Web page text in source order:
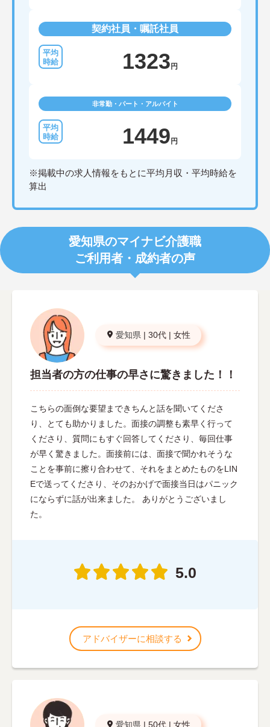
契約社員・嘱託社員
1323 円
非常勤・パート・アルバイト
1449 円
※掲載中の求人情報をもとに平均月収・平均時給を
算出
愛知県のマイナビ介護職
ご利用者・成約者の声
愛知県 | 30代 | 女性
担当者の方の仕事の早さに驚きました！！
こちらの面倒な要望まできちんと話を聞いてくださ
り、とても助かりました。面接の調整も素早く行って
くださり、質問にもすぐ回答してくださり、毎回仕事
が早く驚きました。面接前には、面接で聞かれそうな
ことを事前に擦り合わせて、それをまとめたものをLIN
Eで送ってくださり、そのおかげで面接当日はパニック
にならずに話が出来ました。 ありがとうございまし
た。
5.0
アドバイザーに相談する
愛知県 | 50代 | 女性